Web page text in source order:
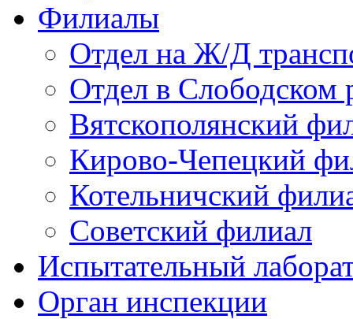
Филиалы
Отдел на Ж/Д
Отдел в Слободском
Вятскополянский
Кирово-Чепецкий
Котельничский
Советский филиал
Испытательный
Орган инспекции